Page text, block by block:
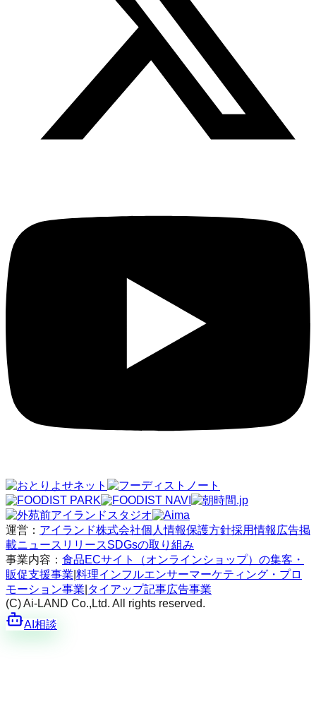
運営： アイランド株式会社個人情報保護方針採用情報 広告掲
載ニュースリリースSDGsの取り組み
事業内容： 食品ECサイト（オンラインショップ）の集客・
販促支援事業 料理インフルエンサーマーケティング・プロ
モーション事業 タイアップ記事広告事業
(C) Ai-LAND Co.,Ltd. All rights reserved.
AI相談